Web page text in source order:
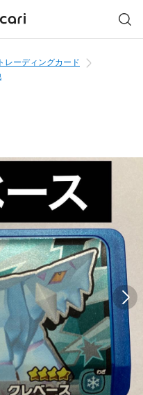
トレーディングカード